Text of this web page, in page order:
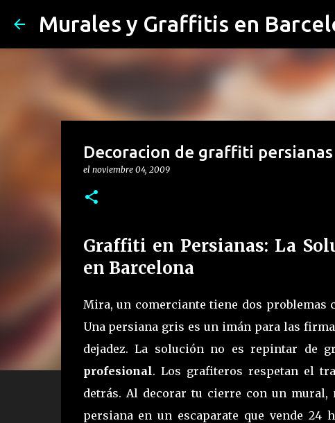
Murales y Graffitis en
Decoracion de graffiti persianas
el noviembre 04, 2009
Graffiti en Persianas: La
en Barcelona
Mira, un comerciante tiene dos problemas
Una persiana gris es un imán para las
dejadez. La solución no es repintar de
profesional. Los grafiteros respetan el
detrás. Al decorar tu cierre con un
persiana en un escaparate que vende 24